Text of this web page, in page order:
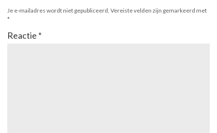
Je e-mailadres wordt niet gepubliceerd. Vereiste velden zijn gemarkeerd met
*
Reactie *